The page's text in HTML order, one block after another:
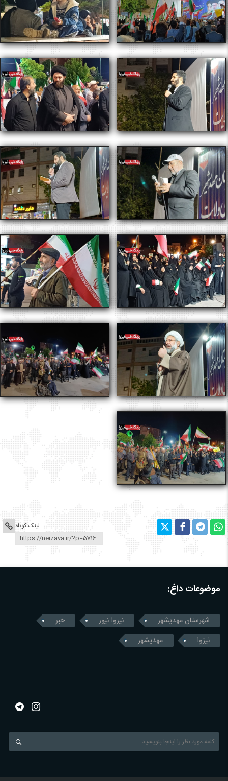
لینک کوتاه
موضوعات داغ:
شهرستان مهدیشهر نیزوا نیوز
خبر
نیزوا
مهدیشهر